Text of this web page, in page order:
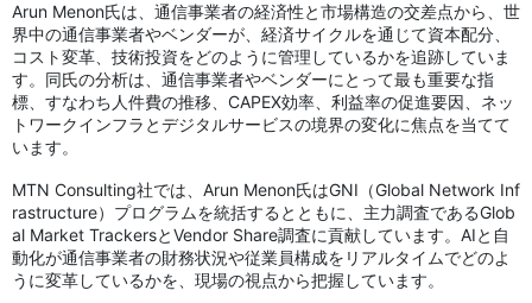
Arun Menon氏は、通信事業者の経済性と市場構造の交差点から、世
界中の通信事業者やベンダーが、経済サイクルを通じて資本配分、
コスト変革、技術投資をどのように管理しているかを追跡していま
す。同氏の分析は、通信事業者やベンダーにとって最も重要な指
標、すなわち人件費の推移、CAPEX効率、利益率の促進要因、ネッ
トワークインフラとデジタルサービスの境界の変化に焦点を当てて
います。
MTN Consulting社では、Arun Menon氏はGNI（Global Network Inf
rastructure）プログラムを統括するとともに、主力調査であるGlob
al Market TrackersとVendor Share調査に貢献しています。AIと自
動化が通信事業者の財務状況や従業員構成をリアルタイムでどのよ
うに変革しているかを、現場の視点から把握しています。